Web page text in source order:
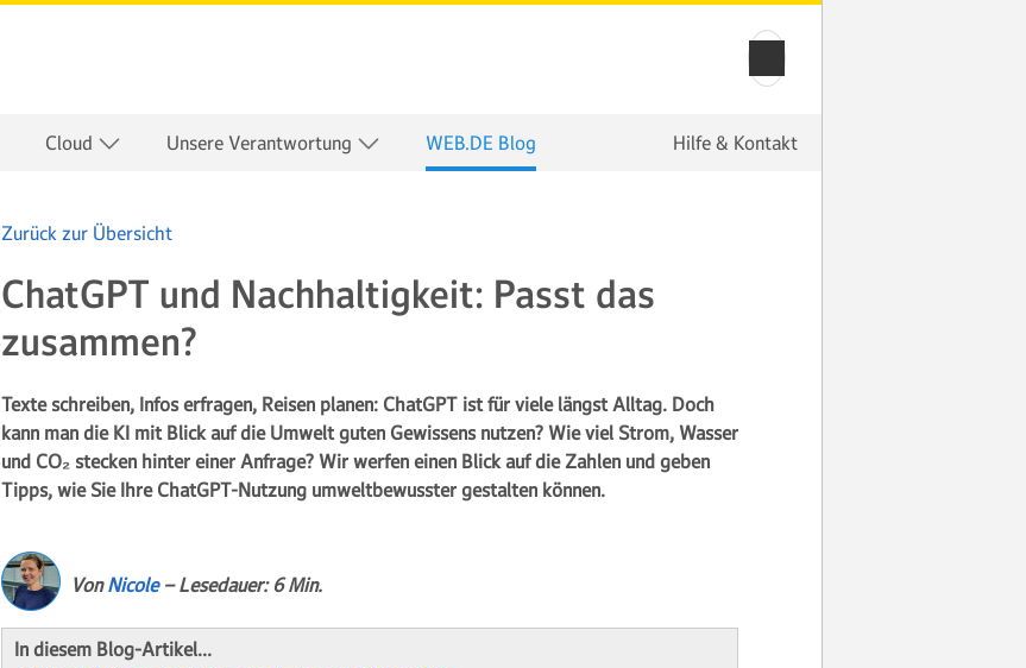
Cloud Unsere Verantwortung WEB.DE Blog Hilfe & Kontakt
Zurück zur Übersicht
ChatGPT und Nachhaltigkeit: Passt das
zusammen?
Texte schreiben, Infos erfragen, Reisen planen: ChatGPT ist für viele längst Alltag. Doch
kann man die KI mit Blick auf die Umwelt guten Gewissens nutzen? Wie viel Strom, Wasser
und CO₂ stecken hinter einer Anfrage? Wir werfen einen Blick auf die Zahlen und geben
Tipps, wie Sie Ihre ChatGPT-Nutzung umweltbewusster gestalten können.
VonNicole– Lesedauer: 6 Min.
In diesem Blog-Artikel…